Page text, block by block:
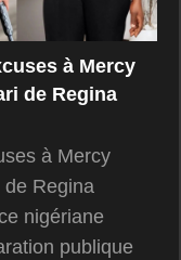
à Mercy
de Regina
à Mercy
Regina
nigériane
publique